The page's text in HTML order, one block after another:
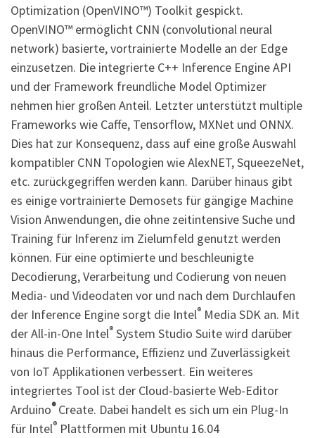
Optimization (OpenVINO™) Toolkit gespickt.
OpenVINO™ ermöglicht CNN (convolutional neural
network) basierte, vortrainierte Modelle an der Edge
einzusetzen. Die integrierte C++ Inference Engine API
und der Framework freundliche Model Optimizer
nehmen hier großen Anteil. Letzter unterstützt multiple
Frameworks wie Caffe, Tensorflow, MXNet und ONNX.
Dies hat zur Konsequenz, dass auf eine große Auswahl
kompatibler CNN Topologien wie AlexNET, SqueezeNet,
etc. zurückgegriffen werden kann. Darüber hinaus gibt
es einige vortrainierte Demosets für gängige Machine
Vision Anwendungen, die ohne zeitintensive Suche und
Training für Inferenz im Zielumfeld genutzt werden
können. Für eine optimierte und beschleunigte
Decodierung, Verarbeitung und Codierung von neuen
Media- und Videodaten vor und nach dem Durchlaufen
der Inference Engine sorgt die Intel® Media SDK an. Mit
der All-in-One Intel® System Studio Suite wird darüber
hinaus die Performance, Effizienz und Zuverlässigkeit
von IoT Applikationen verbessert. Ein weiteres
integriertes Tool ist der Cloud-basierte Web-Editor
Arduino®Create. Dabei handelt es sich um ein Plug-In
für Intel® Plattformen mit Ubuntu 16.04